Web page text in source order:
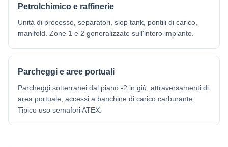
Petrolchimico e raffinerie
Unità di processo, separatori, slop tank, pontili di carico,
manifold. Zone 1 e 2 generalizzate sull'intero impianto.
Parcheggi e aree portuali
Parcheggi sotterranei dal piano -2 in giù, attraversamenti di
area portuale, accessi a banchine di carico carburante.
Tipico uso semafori ATEX.